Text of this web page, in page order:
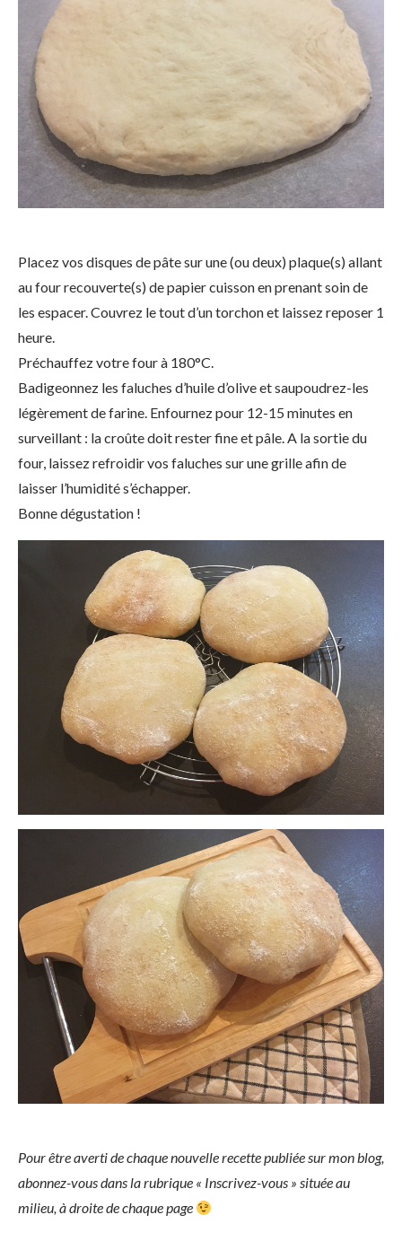
Placez vos disques de pâte sur une (ou deux) plaque(s) allant
au four recouverte(s) de papier cuisson en prenant soin de
les espacer. Couvrez le tout d’un torchon et laissez reposer 1
heure.
Préchauffez votre four à 180°C.
Badigeonnez les faluches d’huile d’olive et saupoudrez-les
légèrement de farine. Enfournez pour 12-15 minutes en
surveillant : la croûte doit rester fine et pâle. A la sortie du
four, laissez refroidir vos faluches sur une grille afin de
laisser l’humidité s’échapper.
Bonne dégustation !
Pour être averti de chaque nouvelle recette publiée sur mon blog,
abonnez-vous dans la rubrique « Inscrivez-vous » située au
milieu, à droite de chaque page